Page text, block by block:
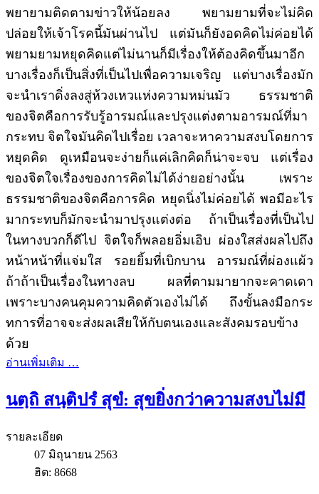
พยายามติดตามข่าวให้น้อยลง พยามยามที่จะไม่คิด
ปล่อยให้เจ้าโรคนี้มันผ่านไป แต่มันก็ยังอดคิดไม่ค่อยได้
พยามยามหยุดคิดแต่ไม่นานก็มีเรื่องให้ต้องคิดขึ้นมาอีก
บางเรื่องก็เป็นสิ่งที่เป็นไปเพื่อความเจริญ แต่บางเรื่องมัก
จะนำเราดิ่งลงสู่ห้วงเหวแห่งความหม่นมัว ธรรมชาติ
ของจิตคือการรับรู้อารมณ์และปรุงแต่งตามอารมณ์ที่มา
กระทบ จิตใจมันคิดไปเรื่อย เวลาจะหาความสงบโดยการ
หยุดคิด ดูเหมือนจะง่ายก็แค่เลิกคิดก็น่าจะจบ แต่เรื่อง
ของจิตใจเรื่องของการคิดไม่ได้ง่ายอย่างนั้น เพราะ
ธรรมชาติของจิตคือการคิด หยุดนิ่งไม่ค่อยได้ พอมีอะไร
มากระทบก็มักจะนำมาปรุงแต่งต่อ ถ้าเป็นเรื่องที่เป็นไป
ในทางบวกก็ดีไป จิตใจก็พลอยอิ่มเอิบ ผ่องใสส่งผลไปถึง
หน้าหน้าที่แจ่มใส รอยยิ้มที่เบิกบาน อารมณ์ที่ผ่องแผ้ว
ถ้าถ้าเป็นเรื่องในทางลบ ผลที่ตามมายากจะคาดเดา
เพราะบางคนคุมความคิดตัวเองไม่ได้ ถึงขั้นลงมือกระ
ทการที่อาจจะส่งผลเสียให้กับตนเองและสังคมรอบข้าง
ด้วย
อ่านเพิ่มเติม …
นตฺถิ สนฺติปรํ สุขํ: สุขยิ่งกว่าความสงบไม่มี
รายละเอียด
07 มิถุนายน 2563
ฮิต: 8668